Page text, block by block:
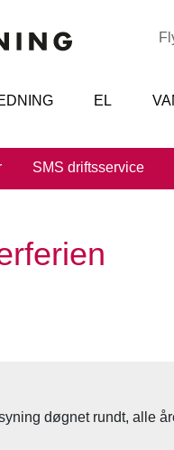
EL
SMS driftsservice
døgnet rundt, alle